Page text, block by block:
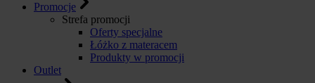
Promocje
Strefa promocji
Oferty specjalne
Łóżko z materacem
Produkty w promocji
Outlet